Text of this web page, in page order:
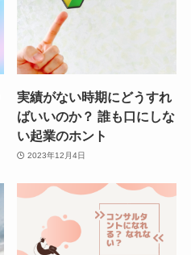
実績がない時期にどうすれ
ばいいのか？ 誰も口にしな
い起業のホント
2023年12月4日